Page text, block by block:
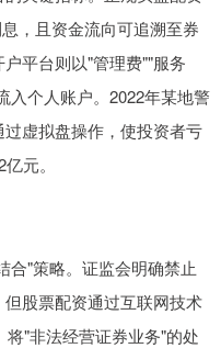
，且资金流向可追溯至券
平台则以"管理费""服务
入个人账户。2022年某地警
虚拟盘操作，使投资者亏
元。
合"策略。证监会明确禁止
股票配资通过互联网技术
"非法经营证券业务"的处